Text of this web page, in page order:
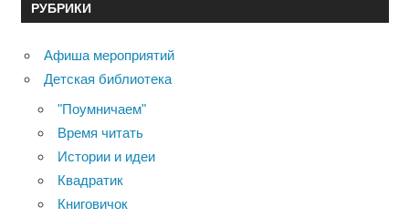
РУБРИКИ
Афиша мероприятий
Детская библиотека
"Поумничаем"
Время читать
Истории и идеи
Квадратик
Книговичок